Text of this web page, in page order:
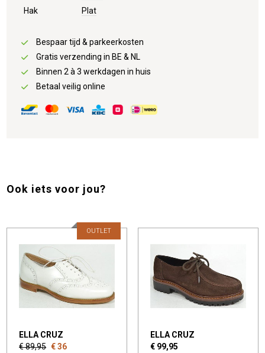
Hak
Plat
Bespaar tijd & parkeerkosten
Gratis verzending in BE & NL
Binnen 2 à 3 werkdagen in huis
Betaal veilig online
Ook iets voor jou?
ELLA CRUZ
€ 89,95 € 36
OUTLET
ELLA CRUZ
€ 99,95